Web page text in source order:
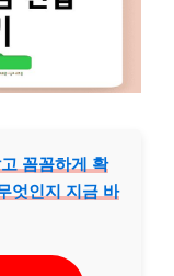
꼼꼼하게 확
엇인지 지금 바